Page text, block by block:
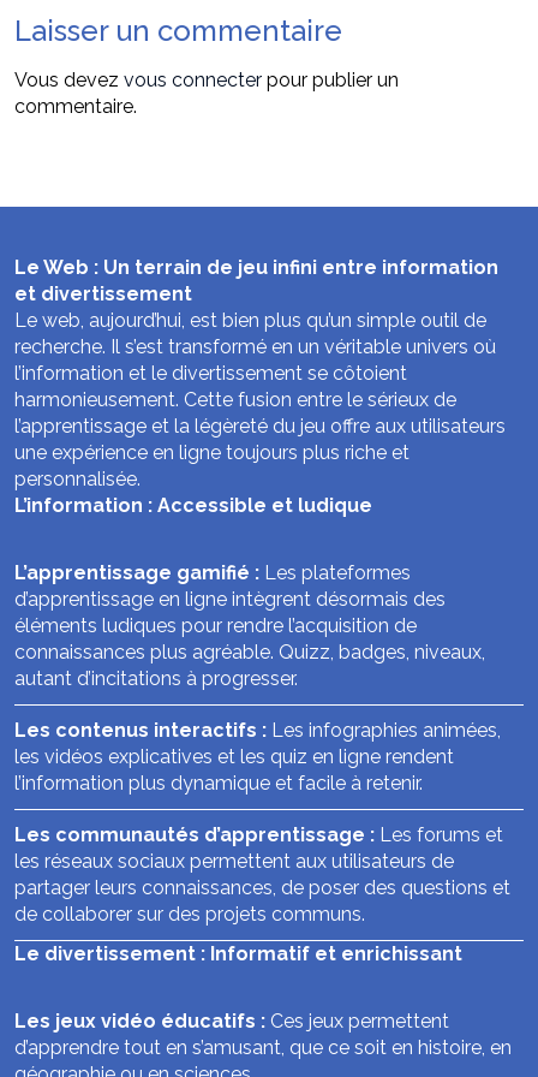
Laisser un commentaire
Vous devez vous connecter pour publier un
commentaire.
Le Web : Un terrain de jeu infini entre information
et divertissement
Le web, aujourd’hui, est bien plus qu’un simple outil de
recherche. Il s’est transformé en un véritable univers où
l’information et le divertissement se côtoient
harmonieusement. Cette fusion entre le sérieux de
l’apprentissage et la légèreté du jeu offre aux utilisateurs
une expérience en ligne toujours plus riche et
personnalisée.
L’information : Accessible et ludique
L’apprentissage gamifié : Les plateformes
d’apprentissage en ligne intègrent désormais des
éléments ludiques pour rendre l’acquisition de
connaissances plus agréable. Quizz, badges, niveaux,
autant d’incitations à progresser.
Les contenus interactifs : Les infographies animées,
les vidéos explicatives et les quiz en ligne rendent
l’information plus dynamique et facile à retenir.
Les communautés d’apprentissage : Les forums et
les réseaux sociaux permettent aux utilisateurs de
partager leurs connaissances, de poser des questions et
de collaborer sur des projets communs.
Le divertissement : Informatif et enrichissant
Les jeux vidéo éducatifs : Ces jeux permettent
d’apprendre tout en s’amusant, que ce soit en histoire, en